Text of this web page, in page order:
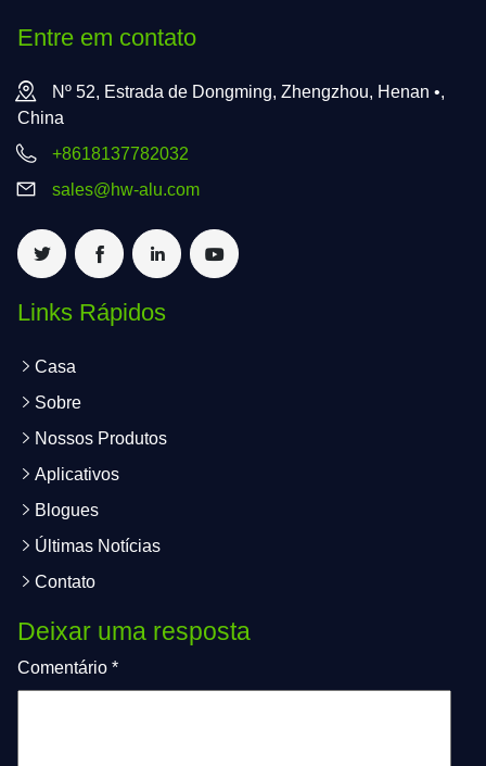
Entre em contato
Nº 52, Estrada de Dongming, Zhengzhou, Henan •,
China
+8618137782032
sales@hw-alu.com
Links Rápidos
Casa
Sobre
Nossos Produtos
Aplicativos
Blogues
Últimas Notícias
Contato
Deixar uma resposta
Comentário *